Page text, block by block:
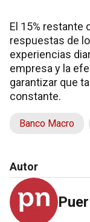
El 15% restante
respuestas de
experiencias
empresa y la
garantizar que
constante.
Banco Macro
Autor